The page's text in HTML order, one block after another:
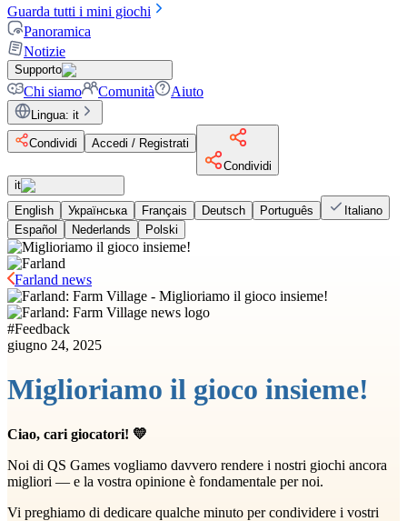
Guarda tutti i mini giochi
Panoramica
Notizie
Supporto
Chi siamo Comunità Aiuto
Lingua: it
Condividi
Accedi / Registrati
Condividi
it
English
Українська Français Deutsch Português
Italiano
Español
Nederlands Polski
Farland news
#Feedback
giugno 24, 2025
Miglioriamo il gioco insieme!
Ciao, cari giocatori! 💛
Noi di QS Games vogliamo davvero rendere i nostri giochi ancora
migliori — e la vostra opinione è fondamentale per noi.
Vi preghiamo di dedicare qualche minuto per condividere i vostri